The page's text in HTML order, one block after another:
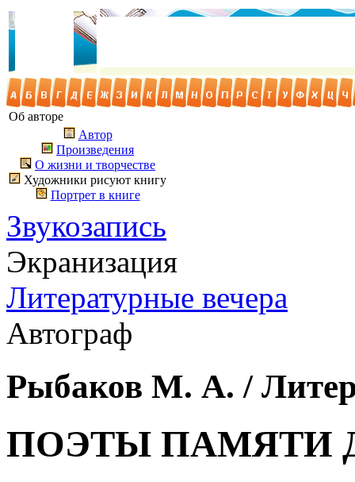
Об авторе
Автор
Произведения
О жизни и творчестве
Художники рисуют книгу
Портрет в книге
Звукозапись
Экранизация
Литературные вечера
Автограф
Рыбаков М. А. /
ПОЭТЫ ПАМЯТИ